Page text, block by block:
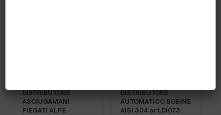
DISTRIBUTORE
ASCIUGAMANI
PIEGATI ALPE
DISTRIBUTORE
AUTOMATICO BOBINE
AISI 304 art.DI073